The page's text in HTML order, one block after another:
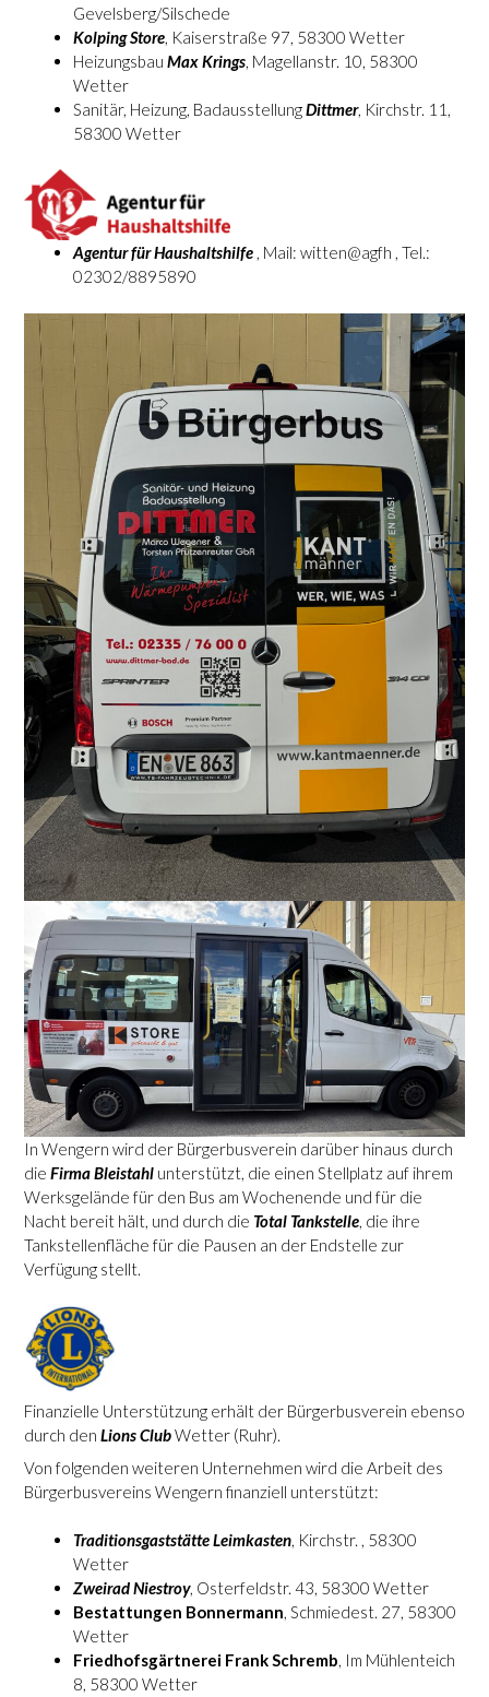
Gevelsberg/Silschede
Kolping Store, Kaiserstraße 97, 58300 Wetter
Heizungsbau Max Krings, Magellanstr. 10, 58300
Wetter
Sanitär, Heizung, BadausstellungDittmer, Kirchstr. 11,
58300 Wetter
Agentur für Haushaltshilfe , Mail: witten@agfh , Tel.:
02302/8895890
In Wengern wird der Bürgerbusverein darüber hinaus durch
die Firma Bleistahl unterstützt, die einen Stellplatz auf ihrem
Werksgelände für den Bus am Wochenende und für die
Nacht bereit hält, und durch die Total Tankstelle, die ihre
Tankstellenfläche für die Pausen an der Endstelle zur
Verfügung stellt.
Finanzielle Unterstützung erhält der Bürgerbusverein ebenso
durch den Lions ClubWetter (Ruhr).
Von folgenden weiteren Unternehmen wird die Arbeit des
Bürgerbusvereins Wengern finanziell unterstützt:
TraditionsgaststätteLeimkasten, Kirchstr. , 58300
Wetter
ZweiradNiestroy, Osterfeldstr. 43, 58300 Wetter
Bestattungen Bonnermann, Schmiedest. 27, 58300
Wetter
Friedhofsgärtnerei Frank Schremb, Im Mühlenteich
8, 58300 Wetter